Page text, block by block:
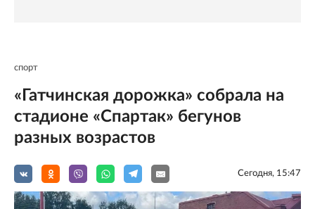
спорт
«Гатчинская дорожка» собрала на
стадионе «Спартак» бегунов
разных возрастов
Сегодня, 15:47